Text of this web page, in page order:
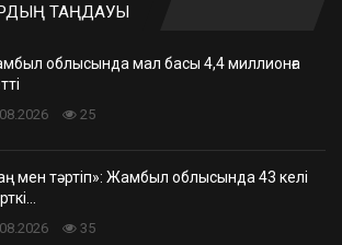
ТАҢДАУЫ
облысында мал басы 4,4 миллионға
25
мен тәртіп»: Жамбыл облысында 43 келі
35